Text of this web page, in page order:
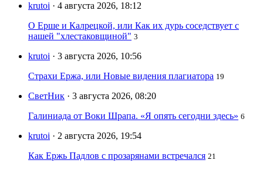
krutoi · 4 августа 2026, 18:12
О Ерше и Калрецкой, или Как их дурь соседствует с
нашей "хлестаковщиной" 3
krutoi · 3 августа 2026, 10:56
Страхи Ержа, или Новые видения плагиатора 19
СветНик · 3 августа 2026, 08:20
Галиниада от Воки Шрапа. «Я опять сегодни здесь» 6
krutoi · 2 августа 2026, 19:54
Как Ержь Падлов с прозарянами встречался 21